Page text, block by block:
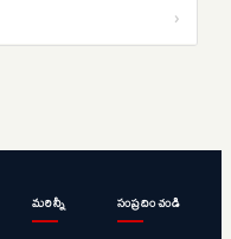
›
మరిన్నీ సంప్రదించండి